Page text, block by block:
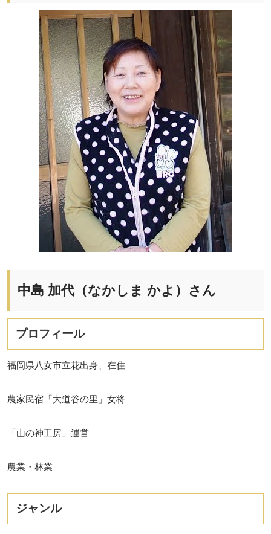
中島 加代（なかしま かよ）さん
プロフィール
福岡県八女市立花出身、在住
農家民宿「大道谷の里」女将
「山の神工房」運営
農業・林業
ジャンル